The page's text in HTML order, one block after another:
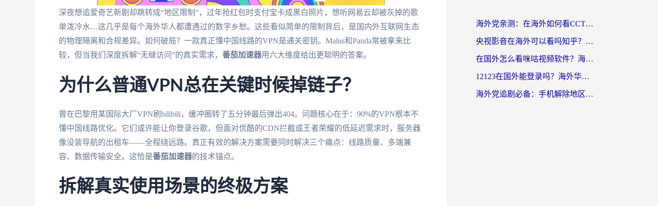
深夜想追爱奇艺新剧却跳转成“地区限制”，过年抢红包时支付宝卡成黑白照片，想听网易云却被灰掉的歌
单泼冷水…这几乎是每个海外华人都遭遇过的数字乡愁。这些看似简单的限制背后，是国内外互联网生态
的物理隔离和合规差异。如何破局？一款真正懂中国线路的VPN是通关密钥。Malus和Panda常被拿来比
较，但当我们深度拆解“无缝访问”的真实需求， 番茄加速器用六大维度给出更聪明的答案。
为什么普通VPN总在关键时候掉链子？
曾在巴黎用某国际大厂VPN刷bilibili，缓冲圈转了五分钟最后弹出404。问题核心在于：90%的VPN根本不
懂中国线路优化。它们或许能让你登录谷歌，但面对优酷的CDN拦截或王者荣耀的低延迟需求时，服务器
像没装导航的出租车——全程绕远路。真正有效的解决方案需要同时解决三个痛点：线路质量、多端兼
容、数据传输安全。这恰是番茄加速器的技术锚点。
拆解真实使用场景的终极方案
海外党亲测：在海外如何看CCTV？告别“仅限大陆播放”的实用指南
央视影音在海外可以看吗知乎？留学生亲测：3步解决地域限制+追剧自由
在国外怎么看咪咕视频软件？海外党亲测有效的回国加速方案
12123在国外能登录吗？海外华人必看的回国加速实用指南
海外党追剧必备：手机解除地区限制app怎么选？解决央视视频&国内剧地区限制全指南